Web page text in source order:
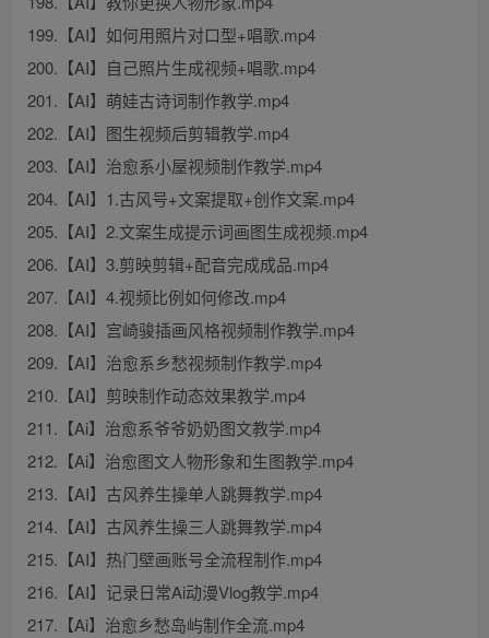
199.【AI】如何用照片对口型+唱歌.mp4
200.【AI】自己照片生成视频+唱歌.mp4
201.【AI】萌娃古诗词制作教学.mp4
202.【AI】图生视频后剪辑教学.mp4
203.【AI】治愈系小屋视频制作教学.mp4
204.【AI】1.古风号+文案提取+创作文案.mp4
205.【AI】2.文案生成提示词画图生成视频.mp4
206.【AI】3.剪映剪辑+配音完成成品.mp4
207.【AI】4.视频比例如何修改.mp4
208.【AI】宫崎骏插画风格视频制作教学.mp4
209.【AI】治愈系乡愁视频制作教学.mp4
210.【AI】剪映制作动态效果教学.mp4
211.【Ai】治愈系爷爷奶奶图文教学.mp4
212.【Ai】治愈图文人物形象和生图教学.mp4
213.【AI】古风养生操单人跳舞教学.mp4
214.【AI】古风养生操三人跳舞教学.mp4
215.【AI】热门壁画账号全流程制作.mp4
216.【AI】记录日常Ai动漫Vlog教学.mp4
217.【Ai】治愈乡愁岛屿制作全流.mp4